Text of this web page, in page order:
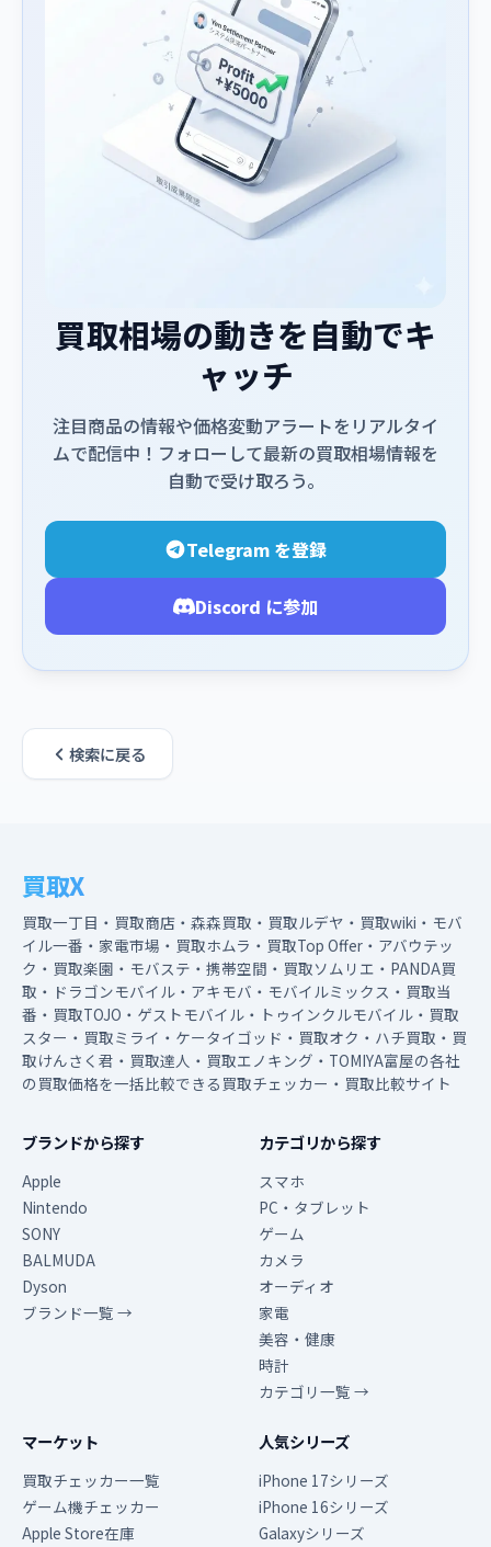
買取相場の動きを自動でキ
ャッチ
注目商品の情報や価格変動アラートをリアルタイ
ムで配信中！フォローして最新の買取相場情報を
自動で受け取ろう。
Telegram を登録
Discord に参加
検索に戻る
買取X
買取一丁目・買取商店・森森買取・買取ルデヤ・買取wiki・モバ
イル一番・家電市場・買取ホムラ・買取Top Offer・アバウテッ
ク・買取楽園・モバステ・携帯空間・買取ソムリエ・PANDA買
取・ドラゴンモバイル・アキモバ・モバイルミックス・買取当
番・買取TOJO・ゲストモバイル・トゥインクルモバイル・買取
スター・買取ミライ・ケータイゴッド・買取オク・ハチ買取・買
取けんさく君・買取達人・買取エノキング・TOMIYA富屋の各社
の買取価格を一括比較できる買取チェッカー・買取比較サイト
ブランドから探す
Apple
Nintendo
SONY
BALMUDA
Dyson
ブランド一覧 →
カテゴリから探す
スマホ
PC・タブレット
ゲーム
カメラ
オーディオ
家電
美容・健康
時計
カテゴリ一覧 →
マーケット
買取チェッカー一覧
ゲーム機チェッカー
Apple Store在庫
人気シリーズ
iPhone 17シリーズ
iPhone 16シリーズ
Galaxyシリーズ